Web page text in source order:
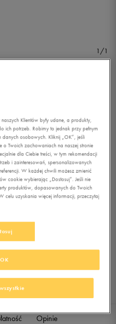
1/1
otrzymasz od nas powiadomienie.
Opinie
Klientów były udane, a produkty,
ich potrzeb. Robimy to jednak przy pełnym
osobowych. Kliknij „OK”, jeśli
Twoich zachowaniach na naszej stronie
dla Ciebie treści, w tym rekomendacji
i zainteresowań, spersonalizowanych
W każdej chwili możesz zmienić
cookie wybierając „Dostosuj”. Jeśli nie
produktów, dopasowanych do Twoich
celu uzyskania więcej informacji, przeczytaj
OK